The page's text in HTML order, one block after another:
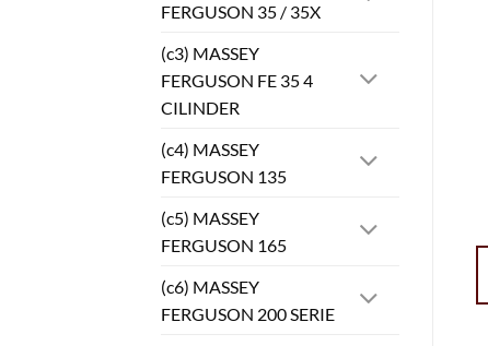
FERGUSON 35 / 35X
(c3) MASSEY
FERGUSON FE 35 4
CILINDER
(c4) MASSEY
FERGUSON 135
(c5) MASSEY
FERGUSON 165
(c6) MASSEY
FERGUSON 200 SERIE